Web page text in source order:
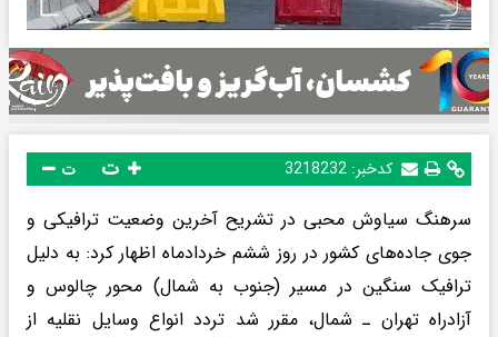
کدخبر: 3218232 ت
سرهنگ سیاوش محبی در تشریح آخرین وضعیت ترافیکی و
جوی جاده‌های کشور در روز ششم خردادماه اظهار کرد: به دلیل
ترافیک سنگین در مسیر (جنوب به شمال) محور چالوس و
آزادراه تهران ـ شمال، مقرر شد تردد انواع وسایل نقلیه از